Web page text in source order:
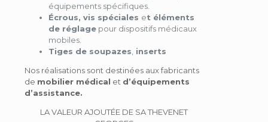
équipements spécifiques.
Écrous, vis spéciales et éléments
de réglage pour dispositifs médicaux
mobiles.
Tiges de soupazes inserts
Nos réalisations sont destinées aux fabricants
de mobilier médical et d’équipements
d’assistance.
LA VALEUR AJOUTÉE DE SA THEVENET